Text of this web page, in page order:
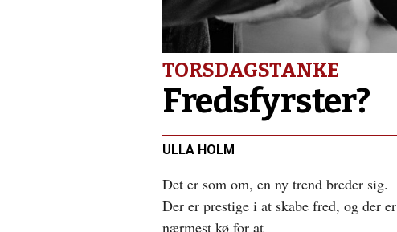
TORSDAGSTANKE
Fredsfyrster?
ULLA HOLM
Det er som om, en ny trend breder sig.
Der er prestige i at skabe fred, og der er
nærmest kø for at